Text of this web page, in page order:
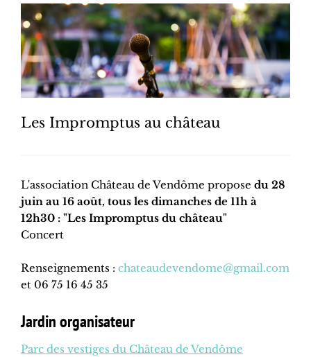
Les Impromptus au château
L'association Château de Vendôme propose du 28
juin au 16 août, tous les dimanches de 11h à
12h30 : "Les Impromptus du château"
Concert
Renseignements : chateaudevendome@gmail.com
et 06 75 16 45 35
Jardin organisateur
Parc des vestiges du Château de Vendôme